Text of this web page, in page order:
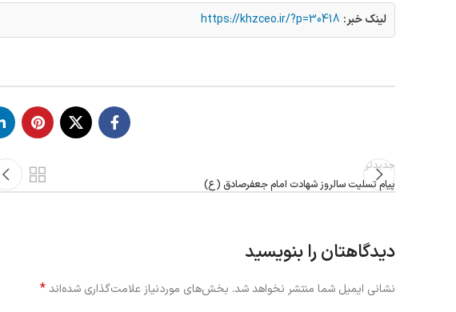
لینک خبر: https://khzceo.ir/?p=30418
جدیدتر
پیام تسلیت سالروز شهادت امام جعفرصادق (ع)
دیدگاهتان را بنویسید
نشانی ایمیل شما منتشر نخواهد شد. بخش‌های موردنیاز علامت‌گذاری شده‌اند*